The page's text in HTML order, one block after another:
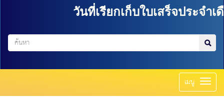
วันที่เรียกเก็บใบเสร็จประจำเดื
เมนู Toggle